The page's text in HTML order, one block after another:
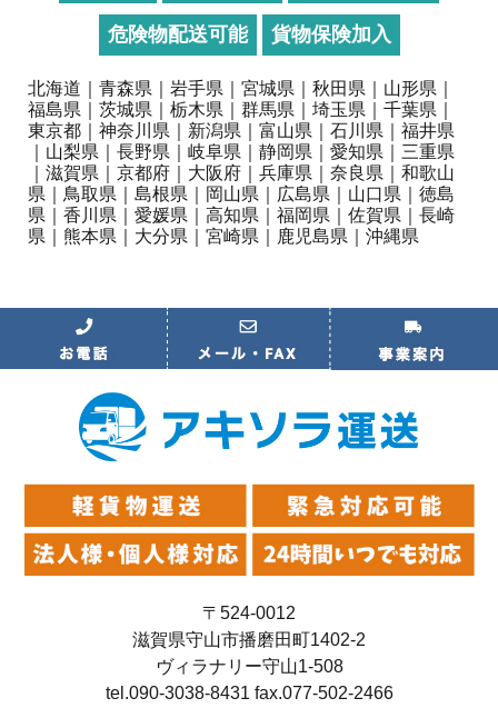
危険物配送可能 貨物保険加入
北海道｜青森県｜岩手県｜宮城県｜秋田県｜山形県｜
福島県｜茨城県｜栃木県｜群馬県｜埼玉県｜千葉県｜
東京都｜神奈川県｜新潟県｜富山県｜石川県｜福井県
｜山梨県｜長野県｜岐阜県｜静岡県｜愛知県｜三重県
｜滋賀県｜京都府｜大阪府｜兵庫県｜奈良県｜和歌山
県｜鳥取県｜島根県｜岡山県｜広島県｜山口県｜徳島
県｜香川県｜愛媛県｜高知県｜福岡県｜佐賀県｜長崎
県｜熊本県｜大分県｜宮崎県｜鹿児島県｜沖縄県
〒524-0012
滋賀県守山市播磨田町1402-2
ヴィラナリー守山1-508
tel.090-3038-8431 fax.077-502-2466